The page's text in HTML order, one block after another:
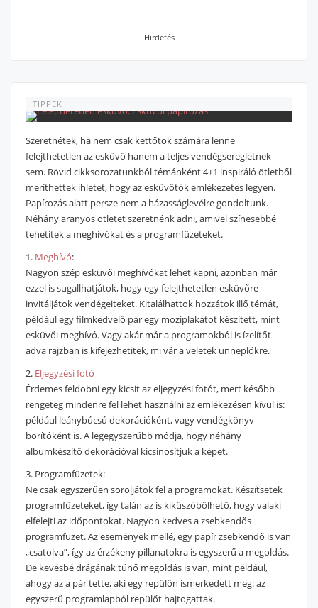
Hirdetés
TIPPEK
Szeretnétek, ha nem csak kettőtök számára lenne
felejthetetlen az esküvő hanem a teljes vendégseregletnek
sem. Rövid cikksorozatunkból témánként 4+1 inspiráló ötletből
meríthettek ihletet, hogy az esküvőtök emlékezetes legyen.
Papírozás alatt persze nem a házasságlevélre gondoltunk.
Néhány aranyos ötletet szeretnénk adni, amivel színesebbé
tehetitek a meghívókat és a programfüzeteket.
1. Meghívó:
Nagyon szép esküvői meghívókat lehet kapni, azonban már
ezzel is sugallhatjátok, hogy egy felejthetetlen esküvőre
invitáljátok vendégeiteket. Kitalálhattok hozzátok illő témát,
például egy filmkedvelő pár egy moziplakátot készített, mint
esküvői meghívó. Vagy akár már a programokból is ízelítőt
adva rajzban is kifejezhetitek, mi vár a veletek ünneplőkre.
2. Eljegyzési fotó
Érdemes feldobni egy kicsit az eljegyzési fotót, mert később
rengeteg mindenre fel lehet használni az emlékezésen kívül is:
például leánybúcsú dekorációként, vagy vendégkönyv
borítóként is. A legegyszerűbb módja, hogy néhány
albumkészítő dekorációval kicsinosítjuk a képet.
3. Programfüzetek:
Ne csak egyszerűen soroljátok fel a programokat. Készítsetek
programfüzeteket, így talán az is kiküszöbölhető, hogy valaki
elfelejti az időpontokat. Nagyon kedves a zsebkendős
programfüzet. Az események mellé, egy papír zsebkendő is van
„csatolva”, így az érzékeny pillanatokra is egyszerű a megoldás.
De kevésbé drágának tűnő megoldás is van, mint például,
ahogy az a pár tette, aki egy repülőn ismerkedett meg: az
egyszerű programlapból repülőt hajtogattak.